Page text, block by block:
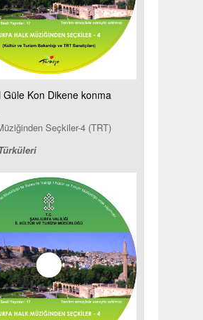
Güle Kon Dikene konma
Seçkiler-4 (TRT)